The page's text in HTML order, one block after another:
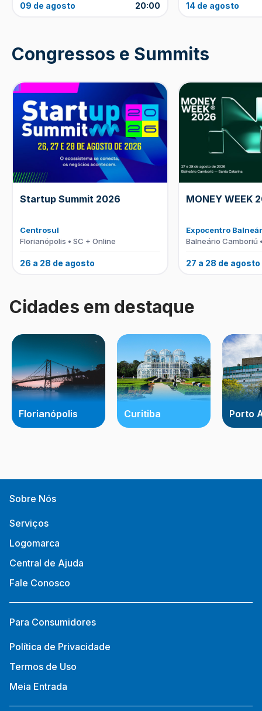
09 de agosto 20:00 14 de agosto
Congressos e Summits
Startup Summit 2026
Centrosul
Florianópolis • SC + Online
26 a 28 de agosto
MONEY WEEK
Expocentro
Balneário Camboriú
27 a 28 de agosto
Cidades em destaque
Florianópolis Curitiba Porto
Sobre Nós
Serviços
Logomarca
Central de Ajuda
Fale Conosco
Para Consumidores
Política de Privacidade
Termos de Uso
Meia Entrada